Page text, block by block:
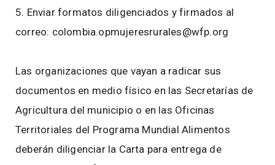
5. Enviar formatos diligenciados y firmados al
correo: colombia.opmujeresrurales@wfp.org
Las organizaciones que vayan a radicar sus
documentos en medio físico en las Secretarías de
Agricultura del municipio o en las Oficinas
Territoriales del Programa Mundial Alimentos
deberán diligenciar la Carta para entrega de